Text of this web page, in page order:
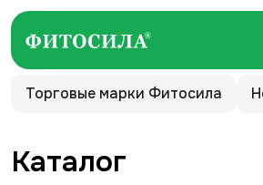
Торговые марки Фитосила
Каталог